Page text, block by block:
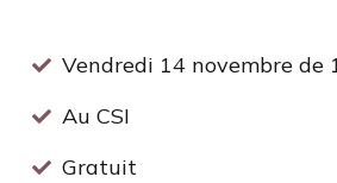
Vendredi 14 novembre de
Au CSI
Gratuit